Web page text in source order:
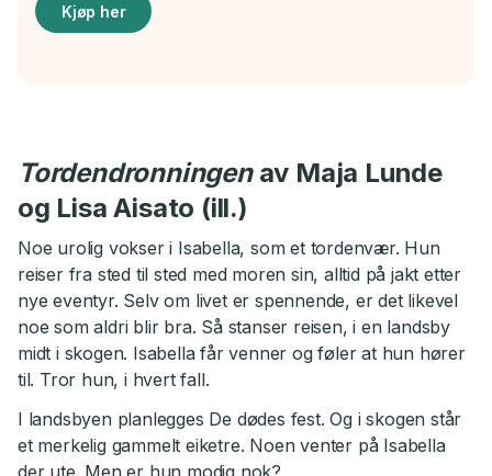
Kjøp her
Tordendronningenav Maja Lunde
og Lisa Aisato (ill.)
Noe urolig vokser i Isabella, som et tordenvær. Hun
reiser fra sted til sted med moren sin, alltid på jakt etter
nye eventyr. Selv om livet er spennende, er det likevel
noe som aldri blir bra. Så stanser reisen, i en landsby
midt i skogen. Isabella får venner og føler at hun hører
til. Tror hun, i hvert fall.
I landsbyen planlegges De dødes fest. Og i skogen står
et merkelig gammelt eiketre. Noen venter på Isabella